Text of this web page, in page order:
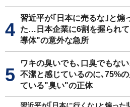
習近平が｢日本に売るな｣と煽
た…日本企業に6割を握られ
導体"の意外な急所
ワキの臭いでも､口臭でもな
不潔と感じているのに､75%
ている"臭い"の正体